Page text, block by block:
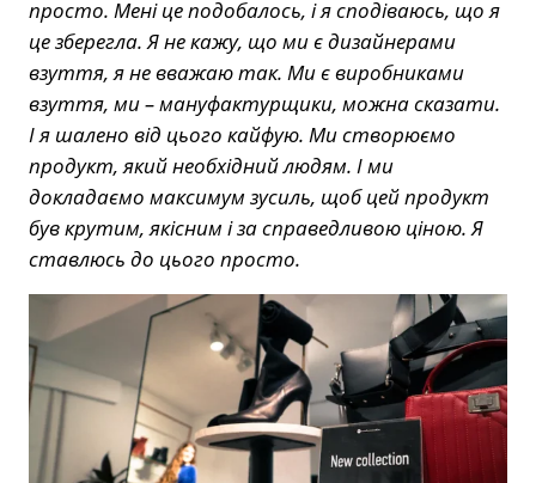
просто. Мені це подобалось, і я сподіваюсь, що я
це зберегла. Я не кажу, що ми є дизайнерами
взуття, я не вважаю так. Ми є виробниками
взуття, ми – мануфактурщики, можна сказати.
І я шалено від цього кайфую. Ми створюємо
продукт, який необхідний людям. І ми
докладаємо максимум зусиль, щоб цей продукт
був крутим, якісним і за справедливою ціною. Я
ставлюсь до цього просто.